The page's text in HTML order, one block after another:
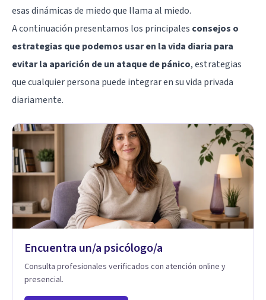
esas dinámicas de miedo que llama al miedo.
A continuación presentamos los principales consejos o
estrategias que podemos usar en la vida diaria para
evitar la aparición de un ataque de pánico, estrategias
que cualquier persona puede integrar en su vida privada
diariamente.
Encuentra un/a psicólogo/a
Consulta profesionales verificados con atención online y
presencial.